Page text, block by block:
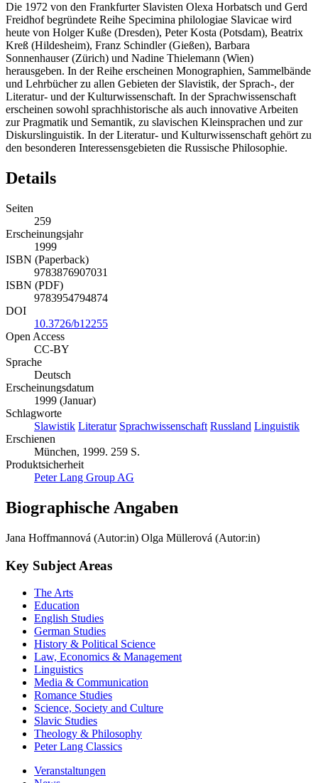
Die 1972 von den Frankfurter Slavisten Olexa Horbatsch und Gerd
Freidhof begründete Reihe Specimina philologiae Slavicae wird
heute von Holger Kuße (Dresden), Peter Kosta (Potsdam), Beatrix
Kreß (Hildesheim), Franz Schindler (Gießen), Barbara
Sonnenhauser (Zürich) und Nadine Thielemann (Wien)
herausgeben. In der Reihe erscheinen Monographien, Sammelbände
und Lehrbücher zu allen Gebieten der Slavistik, der Sprach-, der
Literatur- und der Kulturwissenschaft. In der Sprachwissenschaft
erscheinen sowohl sprachhistorische als auch innovative Arbeiten
zur Pragmatik und Semantik, zu slavischen Kleinsprachen und zur
Diskurslinguistik. In der Literatur- und Kulturwissenschaft gehört zu
den besonderen Interessensgebieten die Russische Philosophie.
Details
Seiten
259
Erscheinungsjahr
1999
ISBN (Paperback)
9783876907031
ISBN (PDF)
9783954794874
DOI
10.3726/b12255
Open Access
CC-BY
Sprache
Deutsch
Erscheinungsdatum
1999 (Januar)
Schlagworte
Slawistik Literatur Sprachwissenschaft Russland Linguistik
Erschienen
München, 1999. 259 S.
Produktsicherheit
Peter Lang Group AG
Biographische Angaben
Jana Hoffmannová (Autor:in) Olga Müllerová (Autor:in)
Key Subject Areas
The Arts
Education
English Studies
German Studies
History & Political Science
Law, Economics & Management
Linguistics
Media & Communication
Romance Studies
Science, Society and Culture
Slavic Studies
Theology & Philosophy
Peter Lang Classics
Veranstaltungen